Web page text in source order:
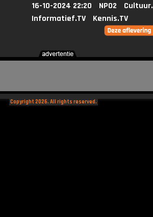
16-10-2024 22:20 NPO2
Informatief.TV
Kennis.TV
Copyright 2026. All rights reserved.